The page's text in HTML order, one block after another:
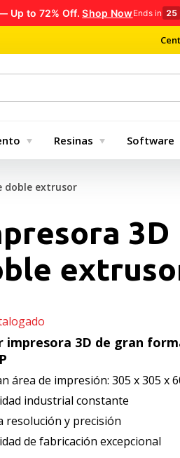
Up to 72% Off.Shop NowEnds in 25
Resinas Software
doble extrusor
3D
impresora 3D de gran
área de impresión: 305 x 305 x
industrial constante
resolución y precisión
de fabricación excepcional